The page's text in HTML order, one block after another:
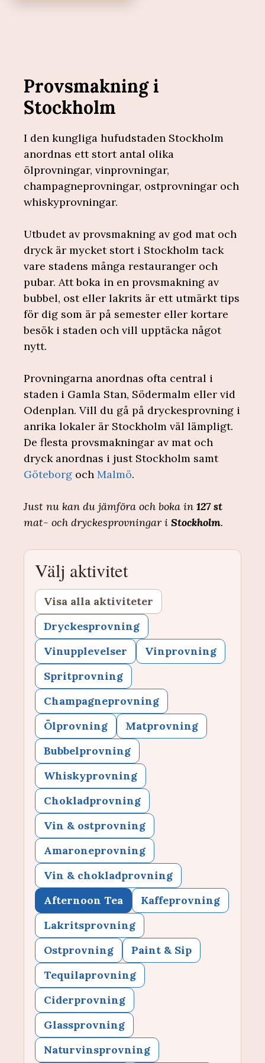
Provsmakning i
Stockholm
I den kungliga hufudstaden Stockholm
anordnas ett stort antal olika
ölprovningar, vinprovningar,
champagneprovningar, ostprovningar och
whiskyprovningar.
Utbudet av provsmakning av god mat och
dryck är mycket stort i Stockholm tack
vare stadens många restauranger och
pubar. Att boka in en provsmakning av
bubbel, ost eller lakrits är ett utmärkt tips
för dig som är på semester eller kortare
besök i staden och vill upptäcka något
nytt.
Provningarna anordnas ofta central i
staden i Gamla Stan, Södermalm eller vid
Odenplan. Vill du gå på dryckesprovning i
anrika lokaler är Stockholm väl lämpligt.
De flesta provsmakningar av mat och
dryck anordnas i just Stockholm samt
Göteborg och Malmö.
Just nu kan du jämföra och boka in 127 st
mat- och dryckesprovningar i Stockholm.
Välj aktivitet
Visa alla aktiviteter
Dryckesprovning
Vinupplevelser
Vinprovning
Spritprovning
Champagneprovning
Ölprovning
Matprovning
Bubbelprovning
Whiskyprovning
Chokladprovning
Vin & ostprovning
Amaroneprovning
Vin & chokladprovning
Afternoon Tea
Kaffeprovning
Lakritsprovning
Ostprovning
Paint & Sip
Tequilaprovning
Ciderprovning
Glassprovning
Naturvinsprovning